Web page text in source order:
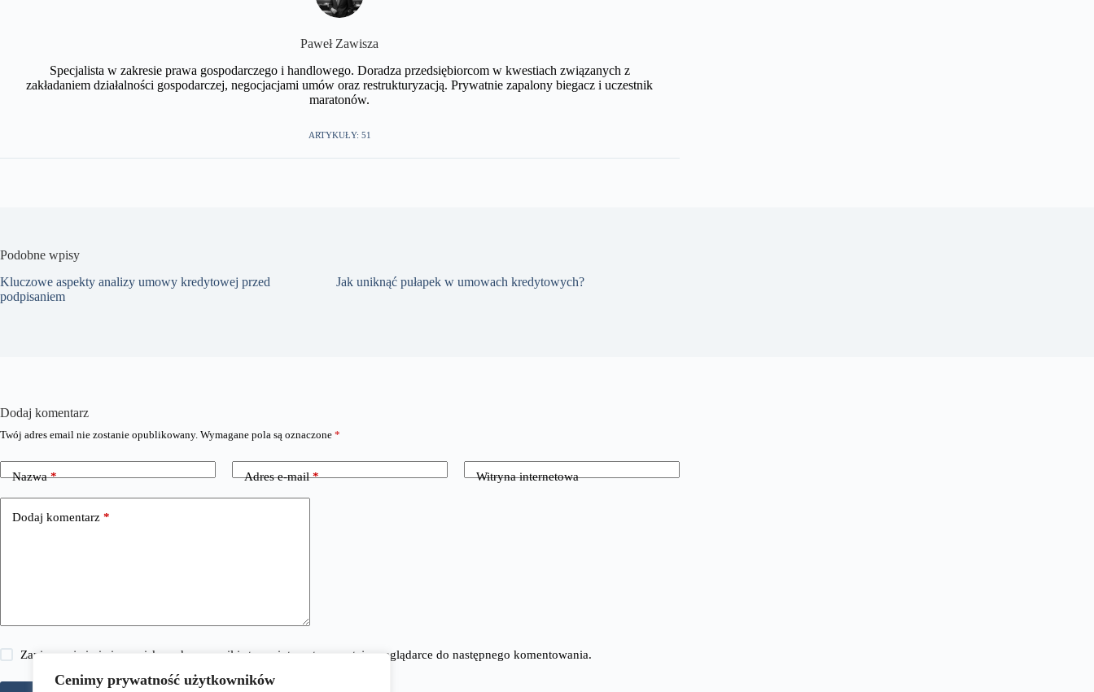
Cenimy prywatność użytkowników
​Paweł Zawisza
Specjalista w zakresie prawa gospodarczego i handlowego. Doradza przedsiębiorcom w kwestiach związanych z
zakładaniem działalności gospodarczej, negocjacjami umów oraz restrukturyzacją. Prywatnie zapalony biegacz i uczestnik
maratonów.​
ARTYKUŁY: 51
Podobne wpisy
Kluczowe aspekty analizy umowy kredytowej przed
podpisaniem
Jak uniknąć pułapek w umowach kredytowych?
Dodaj komentarz
Twój adres email nie zostanie opublikowany. Wymagane pola są oznaczone *
Nazwa* Adres e-mail* Witryna internetowa
Dodaj komentarz *
Zapisz moje imię i nazwisko, adres e-mail i stronę internetową w tej przeglądarce do następnego komentowania.